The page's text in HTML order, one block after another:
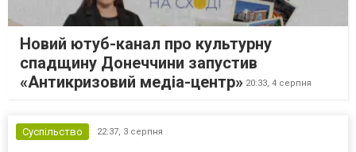
Новий ютуб-канал про культурну
спадщину Донеччини запустив
«Антикризовий медіа-центр» 20:33, 4 серпня
Суспільство 22:37, 3 серпня